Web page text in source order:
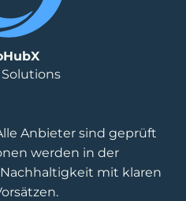
Anbieter sind geprüft
werden in der
mit klaren